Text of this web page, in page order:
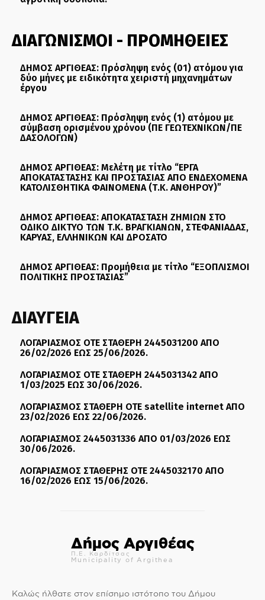
ΔΙΑΓΩΝΙΣΜΟΙ - ΠΡΟΜΗΘΕΙΕΣ
ΔΗΜΟΣ ΑΡΓΙΘΕΑΣ: Πρόσληψη ενός (01) ατόμου για
δύο μήνες με ειδικότητα χειριστή μηχανημάτων
έργου
ΔΗΜΟΣ ΑΡΓΙΘΕΑΣ: Πρόσληψη ενός (1) ατόμου με
σύμβαση ορισμένου χρόνου (ΠΕ ΓΕΩΤΕΧΝΙΚΩΝ/ΠΕ
ΔΑΣΟΛΟΓΩΝ)
ΔΗΜΟΣ ΑΡΓΙΘΕΑΣ: Μελέτη με τίτλο “ΕΡΓΑ
ΑΠΟΚΑΤΑΣΤΑΣΗΣ ΚΑΙ ΠΡΟΣΤΑΣΙΑΣ ΑΠΟ ΕΝΔΕΧΟΜΕΝΑ
ΚΑΤΟΛΙΣΘΗΤΙΚΑ ΦΑΙΝΟΜΕΝΑ (Τ.Κ. ΑΝΘΗΡΟΥ)”
ΔΗΜΟΣ ΑΡΓΙΘΕΑΣ: ΑΠΟΚΑΤΑΣΤΑΣΗ ΖΗΜΙΩΝ ΣΤΟ
ΟΔΙΚΟ ΔΙΚΤΥΟ ΤΩΝ Τ.Κ. ΒΡΑΓΚΙΑΝΩΝ, ΣΤΕΦΑΝΙΑΔΑΣ,
ΚΑΡΥΑΣ, ΕΛΛΗΝΙΚΩΝ ΚΑΙ ΔΡΟΣΑΤΟ
ΔΗΜΟΣ ΑΡΓΙΘΕΑΣ: Προμήθεια με τίτλο “ΕΞΟΠΛΙΣΜΟΙ
ΠΟΛΙΤΙΚΗΣ ΠΡΟΣΤΑΣΙΑΣ”
ΔΙΑΥΓΕΙΑ
ΛΟΓΑΡΙΑΣΜΟΣ ΟΤΕ ΣΤΑΘΕΡΗ 2445031200 ΑΠΟ
26/02/2026 ΕΩΣ 25/06/2026.
ΛΟΓΑΡΙΑΣΜΟΣ ΟΤΕ ΣΤΑΘΕΡΗ 2445031342 ΑΠΟ
1/03/2025 ΕΩΣ 30/06/2026.
ΛΟΓΑΡΙΑΣΜΟΣ ΣΤΑΘΕΡΗ ΟΤΕ satellite internet ΑΠΟ
23/02/2026 ΕΩΣ 22/06/2026.
ΛΟΓΑΡΙΑΣΜΟΣ 2445031336 ΑΠΟ 01/03/2026 ΕΩΣ
30/06/2026.
ΛΟΓΑΡΙΑΣΜΟΣ ΣΤΑΘΕΡΗΣ ΟΤΕ 2445032170 ΑΠΟ
16/02/2026 ΕΩΣ 15/06/2026.
Δήμος Αργιθέας
Π.Ε. Καρδίτσας
Municipality of Argithea
Καλώς ήλθατε στον επίσημο ιστότοπο του Δήμου